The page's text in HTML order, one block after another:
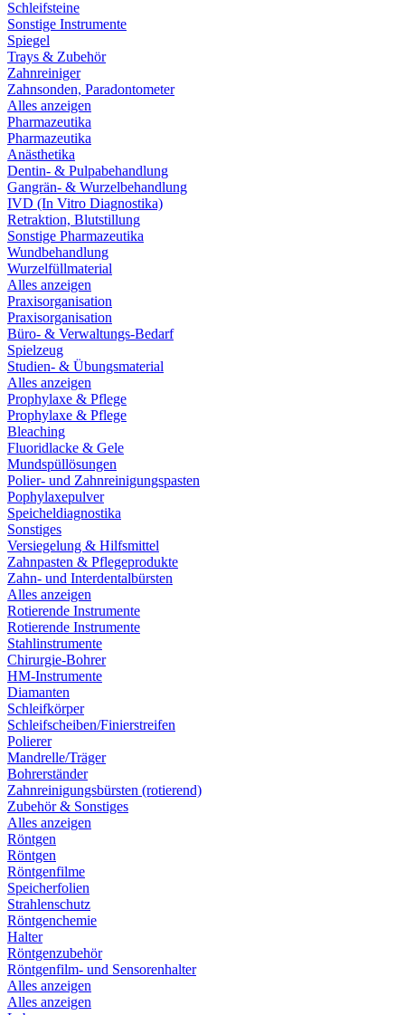
Schleifsteine
Sonstige Instrumente
Spiegel
Trays & Zubehör
Zahnreiniger
Zahnsonden, Paradontometer
Alles anzeigen
Pharmazeutika
Pharmazeutika
Anästhetika
Dentin- & Pulpabehandlung
Gangrän- & Wurzelbehandlung
IVD (In Vitro Diagnostika)
Retraktion, Blutstillung
Sonstige Pharmazeutika
Wundbehandlung
Wurzelfüllmaterial
Alles anzeigen
Praxisorganisation
Praxisorganisation
Büro- & Verwaltungs-Bedarf
Spielzeug
Studien- & Übungsmaterial
Alles anzeigen
Prophylaxe & Pflege
Prophylaxe & Pflege
Bleaching
Fluoridlacke & Gele
Mundspüllösungen
Polier- und Zahnreinigungspasten
Pophylaxepulver
Speicheldiagnostika
Sonstiges
Versiegelung & Hilfsmittel
Zahnpasten & Pflegeprodukte
Zahn- und Interdentalbürsten
Alles anzeigen
Rotierende Instrumente
Rotierende Instrumente
Stahlinstrumente
Chirurgie-Bohrer
HM-Instrumente
Diamanten
Schleifkörper
Schleifscheiben/Finierstreifen
Polierer
Mandrelle/Träger
Bohrerständer
Zahnreinigungsbürsten (rotierend)
Zubehör & Sonstiges
Alles anzeigen
Röntgen
Röntgen
Röntgenfilme
Speicherfolien
Strahlenschutz
Röntgenchemie
Halter
Röntgenzubehör
Röntgenfilm- und Sensorenhalter
Alles anzeigen
Alles anzeigen